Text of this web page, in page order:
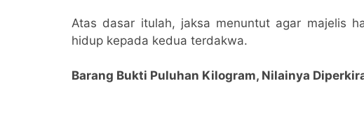
Atas dasar itulah, jaksa menuntut agar majelis
hidup kepada kedua terdakwa.
Barang Bukti Puluhan Kilogram, Nilainya